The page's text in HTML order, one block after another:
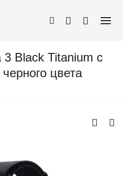
Black Titanium c
цвета